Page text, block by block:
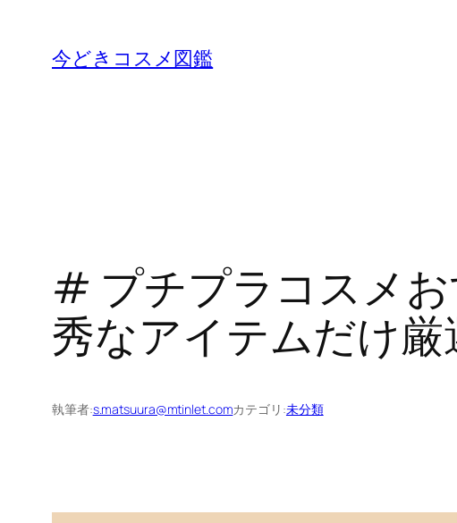
今どきコスメ図鑑
# プチプラコスメ
秀なアイテムだけ厳
執筆者:s.matsuura@mtinlet.comカテゴリ:未分類